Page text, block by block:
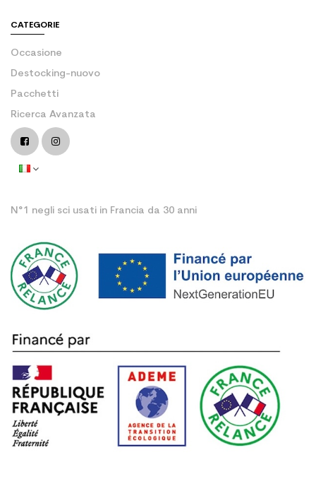
CATEGORIE
Occasione
Destocking-nuovo
Pacchetti
Ricerca Avanzata
N°1 negli sci usati in Francia da 30 anni